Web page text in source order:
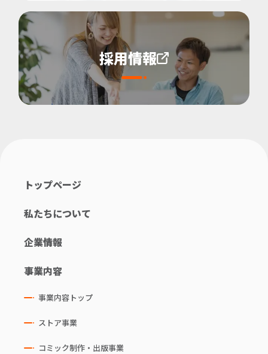
採用情報
トップページ
私たちについて
企業情報
事業内容
事業内容トップ
ストア事業
コミック制作・出版事業